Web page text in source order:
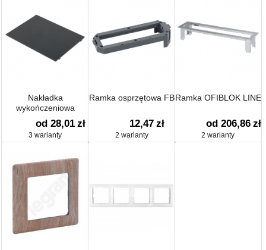
Nakładka
wykończeniowa
od 28,01 zł
3 warianty
Ramka osprzętowa FB
12,47 zł
2 warianty
Ramka OFIBLOK LINE
od 206,86 zł
2 warianty